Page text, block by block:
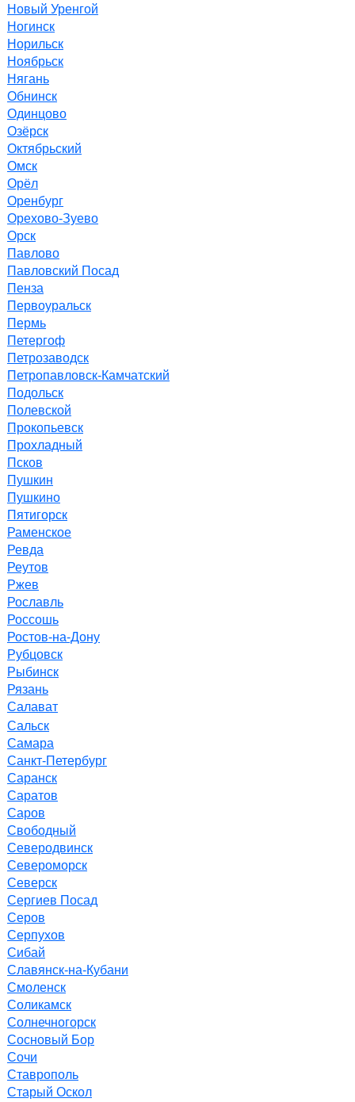
Новый Уренгой
Ногинск
Норильск
Ноябрьск
Нягань
Обнинск
Одинцово
Озёрск
Октябрьский
Омск
Орёл
Оренбург
Орехово-Зуево
Орск
Павлово
Павловский Посад
Пенза
Первоуральск
Пермь
Петергоф
Петрозаводск
Петропавловск-Камчатский
Подольск
Полевской
Прокопьевск
Прохладный
Псков
Пушкин
Пушкино
Пятигорск
Раменское
Ревда
Реутов
Ржев
Рославль
Россошь
Ростов-на-Дону
Рубцовск
Рыбинск
Рязань
Салават
Сальск
Самара
Санкт-Петербург
Саранск
Саратов
Саров
Свободный
Северодвинск
Североморск
Северск
Сергиев Посад
Серов
Серпухов
Сибай
Славянск-на-Кубани
Смоленск
Соликамск
Солнечногорск
Сосновый Бор
Сочи
Ставрополь
Старый Оскол